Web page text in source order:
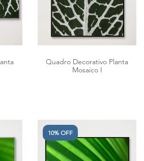
Quadro Decorativo Planta
Mosaico I
10% OFF